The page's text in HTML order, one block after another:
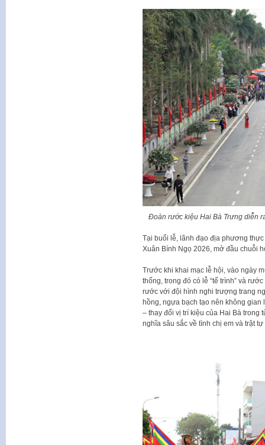
Đoàn rước kiệu Hai Bà Trưng diễn
Tại buổi lễ, lãnh đạo địa phương
Xuân Bính Ngọ 2026, mở đầu chuỗi
Trước khi khai mạc lễ hội, vào ngày
thống, trong đó có lễ “tế trình” và
rước với đội hình nghi trượng trang
hồng, ngựa bạch tạo nên không gian
– thay đổi vị trí kiệu của Hai Bà
nghĩa sâu sắc về tình chị em và trật